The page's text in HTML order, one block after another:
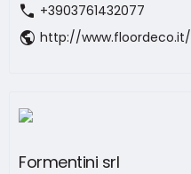
call +3903761432077
public http://www.floordeco.it/
Formentini srl